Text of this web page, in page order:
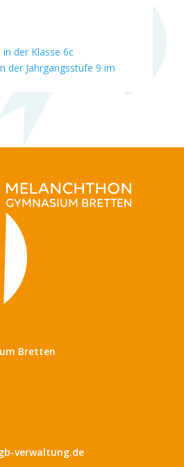
der Klasse 6c
der Jahrgangsstufe 9 im
Bretten
verwaltung.de